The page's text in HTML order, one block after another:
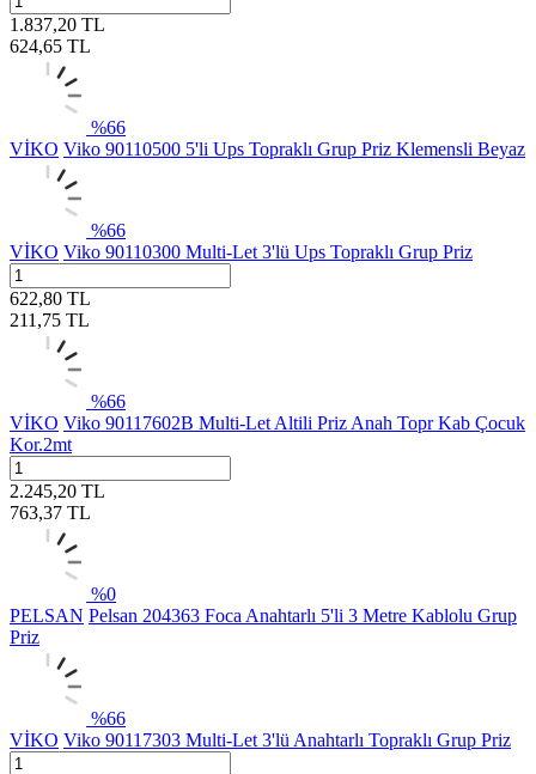
1.837,20 TL
624,65 TL
%66
VİKO Viko 90110500 5'li Ups Topraklı Grup Priz Klemensli Beyaz
%66
VİKO Viko 90110300 Multi-Let 3'lü Ups Topraklı Grup Priz
622,80 TL
211,75 TL
%66
VİKO Viko 90117602B Multi-Let Altili Priz Anah Topr Kab Çocuk
Kor.2mt
2.245,20 TL
763,37 TL
%0
PELSAN Pelsan 204363 Foca Anahtarlı 5'li 3 Metre Kablolu Grup
Priz
%66
VİKO Viko 90117303 Multi-Let 3'lü Anahtarlı Topraklı Grup Priz